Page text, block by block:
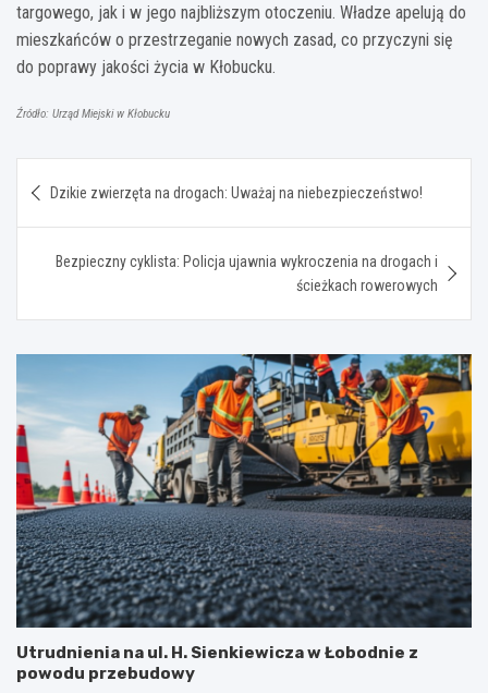
targowego, jak i w jego najbliższym otoczeniu. Władze apelują do
mieszkańców o przestrzeganie nowych zasad, co przyczyni się
do poprawy jakości życia w Kłobucku.
Źródło: Urząd Miejski w Kłobucku
wpisu
Dzikie zwierzęta na drogach: Uważaj na niebezpieczeństwo!
Bezpieczny cyklista: Policja ujawnia wykroczenia na drogach i
ścieżkach rowerowych
Utrudnienia na ul. H. Sienkiewicza w Łobodnie z
powodu przebudowy